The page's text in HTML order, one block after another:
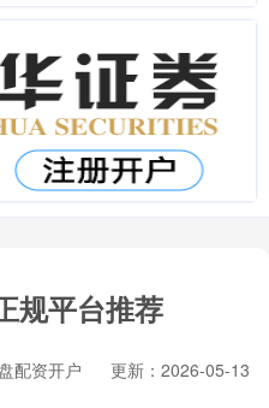
规平台推荐
配资开户
更新：2026-05-13